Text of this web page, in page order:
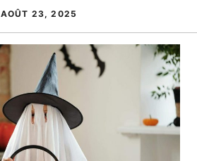
AOÛT 23, 2025